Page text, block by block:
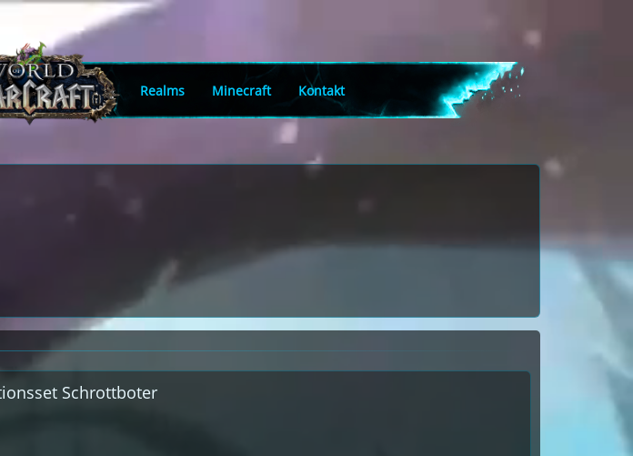
Realms Minecraft Kontakt
Schrottboter